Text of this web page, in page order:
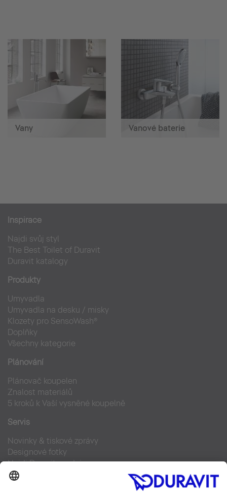
Vany Vanové baterie
Inspirace
Najdi svůj styl
The Best Toilet of Duravit
Duravit katalogy
Produkty
Umyvadla
Umyvadla na desku / misky
Klozety pro SensoWash®
Doplňky
Všechny kategorie
Plánování
Plánovač koupelen
Znalost materiálů
5 kroků k Vaší vysněné koupelně
Servis
Novinky & tiskové zprávy
Designové fotky
Najdi Duravit prodejce
Často kladené otázky